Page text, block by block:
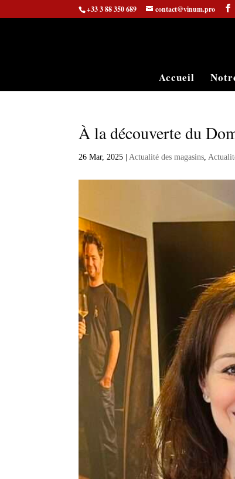
+33 3 88 350 689 contact@vinum.pro
Accueil
À la découverte du
26 Mar, 2025 |Actualité des magasins,